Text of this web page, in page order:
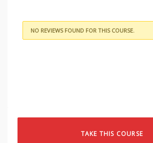
NO REVIEWS FOUND FOR THIS COURSE.
TAKE THIS COURSE